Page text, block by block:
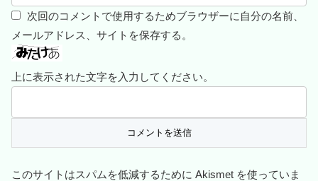
次回のコメントで使用するためブラウザーに自分の名前、
メールアドレス、サイトを保存する。
上に表示された文字を入力してください。
このサイトはスパムを低減するために Akismet を使っていま